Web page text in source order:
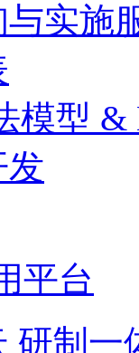
实施
模型 &
发
平台
研制